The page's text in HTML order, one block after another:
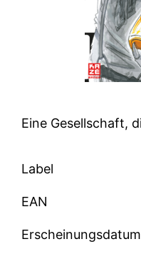
Eine Gesellschaft,
Label
EAN
Erscheinungsdatum